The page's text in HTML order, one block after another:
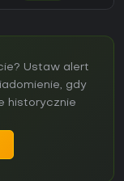
Ustaw alert
gdy
historycznie